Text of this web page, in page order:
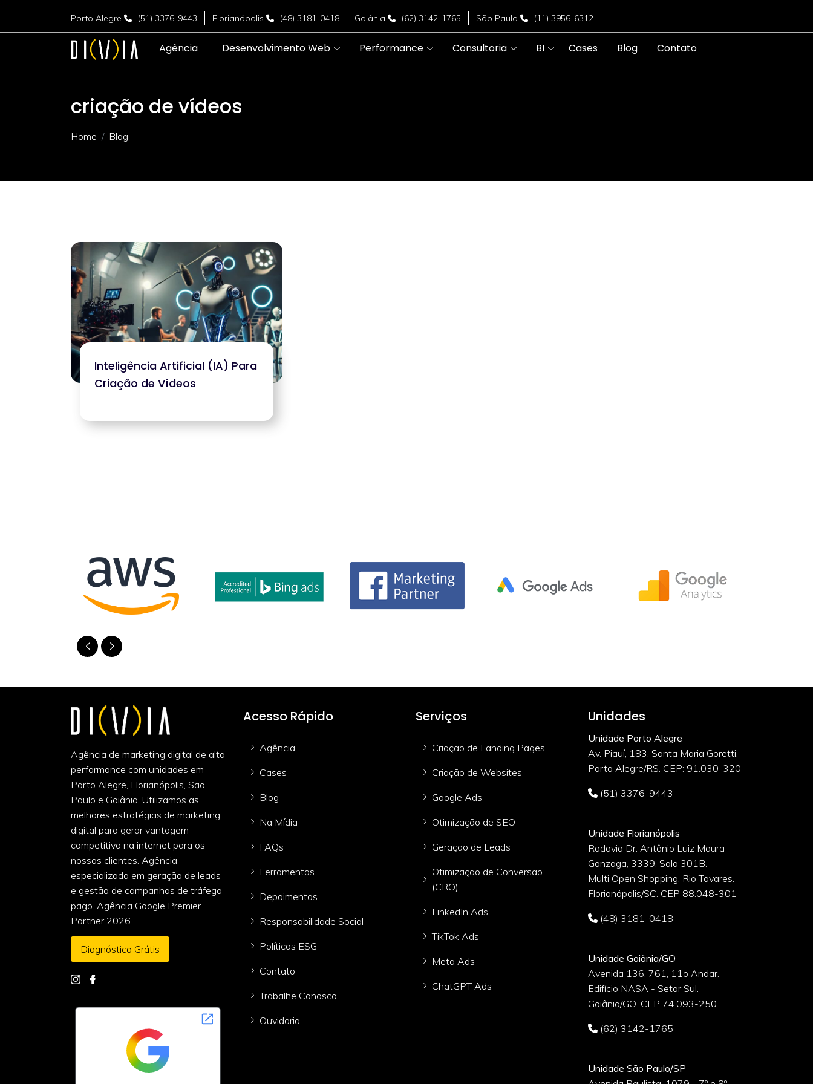
Porto Alegre (51) 3376-9443 Florianópolis (48) 3181-0418 Goiânia (62) 3142-1765 São Paulo (11) 3956-6312
Agência Desenvolvimento Web Performance Consultoria BI Cases Blog Contato
criação de vídeos
Home Blog
Inteligência Artificial (IA) Para
Criação de Vídeos
Agência de marketing digital de alta
performance com unidades em
Porto Alegre, Florianópolis, São
Paulo e Goiânia. Utilizamos as
melhores estratégias de marketing
digital para gerar vantagem
competitiva na internet para os
nossos clientes. Agência
especializada em geração de leads
e gestão de campanhas de tráfego
pago. Agência Google Premier
Partner 2026.
Diagnóstico Grátis
Acesso Rápido
Agência
Cases
Blog
Na Mídia
FAQs
Ferramentas
Depoimentos
Responsabilidade Social
Políticas ESG
Contato
Trabalhe Conosco
Ouvidoria
Serviços
Criação de Landing Pages
Criação de Websites
Google Ads
Otimização de SEO
Geração de Leads
Otimização de Conversão
(CRO)
LinkedIn Ads
TikTok Ads
Meta Ads
ChatGPT Ads
Unidades
Unidade Porto Alegre
Av. Piauí, 183. Santa Maria Goretti.
Porto Alegre/RS. CEP: 91.030-320
(51) 3376-9443
Unidade Florianópolis
Rodovia Dr. Antônio Luiz Moura
Gonzaga, 3339, Sala 301B.
Multi Open Shopping. Rio Tavares.
Florianópolis/SC. CEP 88.048-301
(48) 3181-0418
Unidade Goiânia/GO
Avenida 136, 761, 11o Andar.
Edifício NASA - Setor Sul.
Goiânia/GO. CEP 74.093-250
(62) 3142-1765
Unidade São Paulo/SP